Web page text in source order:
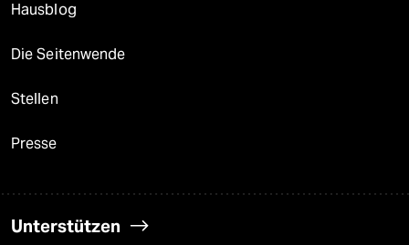
Hausblog
Die Seitenwende
Stellen
Presse
Unterstützen